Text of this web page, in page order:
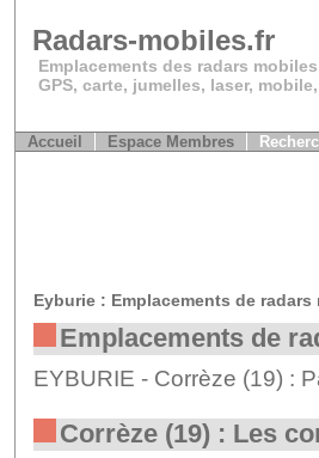
Radars-mobiles.fr
Emplacements des radars
GPS, carte, jumelles, laser,
Accueil Espace Membres
Eyburie : Emplacements de radars
Emplacements de
EYBURIE - Corrèze (19) :
Corrèze (19) : Les